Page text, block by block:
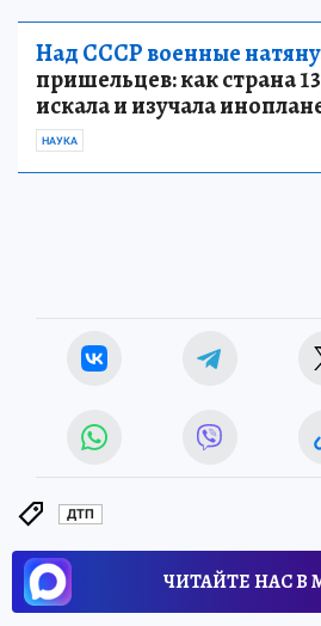
Над СССР военные
пришельцев: как страна
искала и изучала
НАУКА
ДТП
ЧИТАЙТЕ НАС В